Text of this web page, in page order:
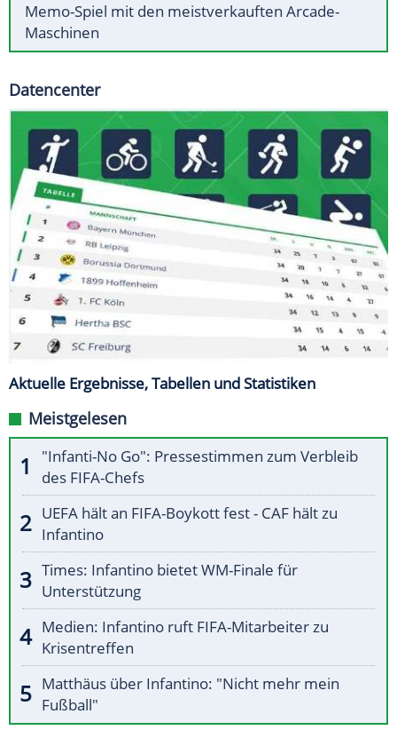
Memo-Spiel mit den meistverkauften Arcade-
Maschinen
Datencenter
Aktuelle Ergebnisse, Tabellen und Statistiken
Meistgelesen
"Infanti-No Go": Pressestimmen zum Verbleib
des FIFA-Chefs
UEFA hält an FIFA-Boykott fest - CAF hält zu
Infantino
Times: Infantino bietet WM-Finale für
Unterstützung
Medien: Infantino ruft FIFA-Mitarbeiter zu
Krisentreffen
Matthäus über Infantino: "Nicht mehr mein
Fußball"